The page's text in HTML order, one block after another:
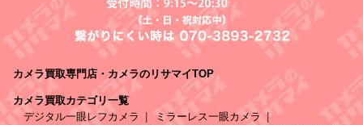
カメラ買取専門店・カメラのリサマイTOP
カメラ買取カテゴリ一覧
デジタル一眼レフカメラ
ミラーレス一眼カメラ